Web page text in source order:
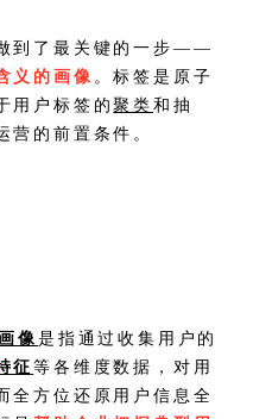
到了最关键的一步——
义的画像 。标签是原子
用户标签的聚类和抽
营的前置条件。
像是指通过收集用户的
征等各维度数据，对用
全方位还原用户信息全